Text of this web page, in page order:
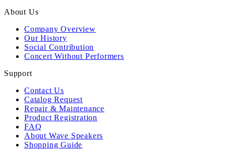
About Us
Company Overview
Our History
Social Contribution
Concert Without Performers
Support
Contact Us
Catalog Request
Repair & Maintenance
Product Registration
FAQ
About Wave Speakers
Shopping Guide